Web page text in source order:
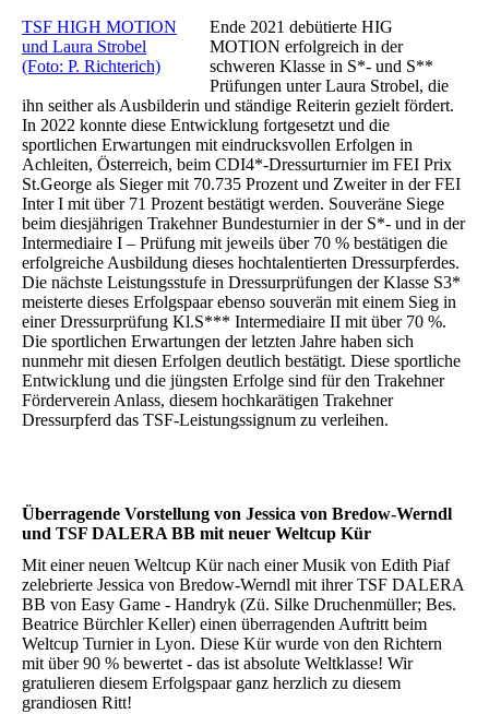
TSF HIGH MOTION
und Laura Strobel
(Foto: P. Richterich)
Ende 2021 debütierte HIG
MOTION erfolgreich in der
schweren Klasse in S*- und S**
Prüfungen unter Laura Strobel, die
ihn seither als Ausbilderin und ständige Reiterin gezielt fördert.
In 2022 konnte diese Entwicklung fortgesetzt und die
sportlichen Erwartungen mit eindrucksvollen Erfolgen in
Achleiten, Österreich, beim CDI4*-Dressurturnier im FEI Prix
St.George als Sieger mit 70.735 Prozent und Zweiter in der FEI
Inter I mit über 71 Prozent bestätigt werden. Souveräne Siege
beim diesjährigen Trakehner Bundesturnier in der S*- und in der
Intermediaire I – Prüfung mit jeweils über 70 % bestätigen die
erfolgreiche Ausbildung dieses hochtalentierten Dressurpferdes.
Die nächste Leistungsstufe in Dressurprüfungen der Klasse S3*
meisterte dieses Erfolgspaar ebenso souverän mit einem Sieg in
einer Dressurprüfung Kl.S*** Intermediaire II mit über 70 %.
Die sportlichen Erwartungen der letzten Jahre haben sich
nunmehr mit diesen Erfolgen deutlich bestätigt. Diese sportliche
Entwicklung und die jüngsten Erfolge sind für den Trakehner
Förderverein Anlass, diesem hochkarätigen Trakehner
Dressurpferd das TSF-Leistungssignum zu verleihen.
Überragende Vorstellung von Jessica von Bredow-Werndl
und TSF DALERA BB mit neuer Weltcup Kür
Mit einer neuen Weltcup Kür nach einer Musik von Edith Piaf
zelebrierte Jessica von Bredow-Werndl mit ihrer TSF DALERA
BB von Easy Game - Handryk (Zü. Silke Druchenmüller; Bes.
Beatrice Bürchler Keller) einen überragenden Auftritt beim
Weltcup Turnier in Lyon. Diese Kür wurde von den Richtern
mit über 90 % bewertet - das ist absolute Weltklasse! Wir
gratulieren diesem Erfolgspaar ganz herzlich zu diesem
grandiosen Ritt!